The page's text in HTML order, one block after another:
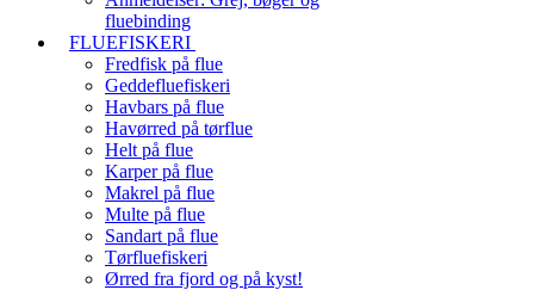
fluebinding
FLUEFISKERI
Fredfisk på flue
Geddefluefiskeri
Havbars på flue
Havørred på tørflue
Helt på flue
Karper på flue
Makrel på flue
Multe på flue
Sandart på flue
Tørfluefiskeri
Ørred fra fjord og på kyst!